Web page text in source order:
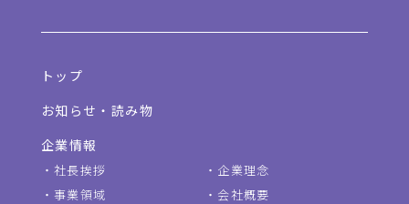
トップ
お知らせ・読み物
企業情報
社長挨拶
企業理念
事業領域
会社概要